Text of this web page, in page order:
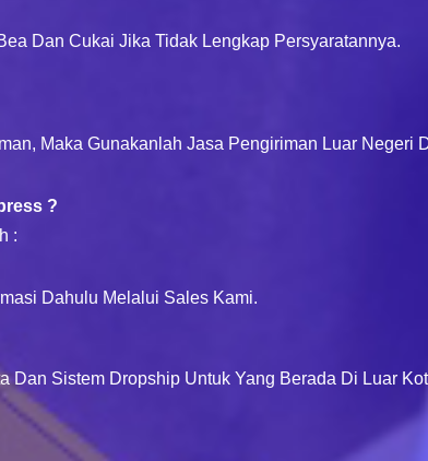
Dan Cukai Jika Tidak Lengkap Persyaratannya.
Maka Gunakanlah Jasa Pengiriman Luar Negeri
?
:
Dahulu Melalui Sales Kami.
Sistem Dropship Untuk Yang Berada Di Luar